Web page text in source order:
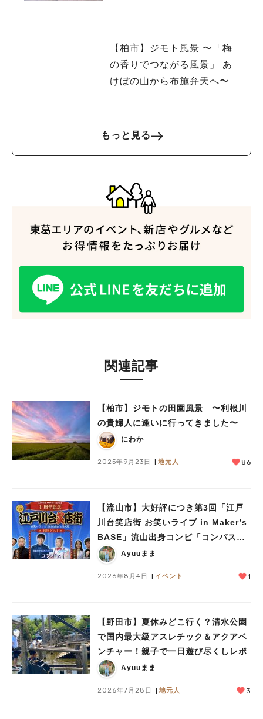
【柏市】ジモト風景 〜「梅
の香りでつながる風景」 あ
けぼの山から布施弁天へ〜
もっと見る
関連記事
【柏市】ジモトの田園風景 〜利根川
の貴婦人に逢いに行ってきました〜
にわか
2025年9月23日 地元人 86
【流山市】大好評につき第3回「江戸
川台笑店街 お笑いライブ in Maker’s
BASE」流山出身コンビ「コンパス」
も登場！8/23（日）
Ayuuまま
2026年8月4日 イベント 1
【野田市】夏休みどこ行く？清水公園
で国内最大級アスレチック＆アクアベ
ンチャー！親子で一日遊び尽くしレポ
Ayuuまま
2026年7月28日 地元人 3